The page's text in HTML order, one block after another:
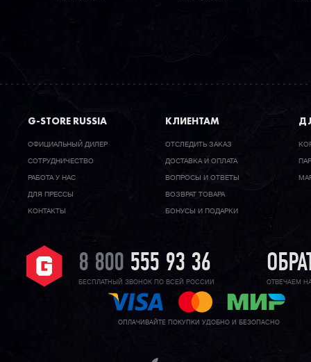
G-STORE RUSSIA
ОФИЦИАЛЬНЫЙ ДИЛЕР
CОТРУДНИЧЕСТВО
РАБОТА У НАС
ДЛЯ ПРЕССЫ
КОНТАКТЫ
КЛИЕНТАМ
ОТСЛЕДИТЬ ЗАКАЗ
ДОСТАВКА И ОПЛАТА
ВОПРОСЫ И ОТВЕТЫ
ВОЗВРАТ ТОВАРА
БОНУСЫ И ПОДАРКИ
8 800 555 93 36
БЕСПЛАТНЫЙ ЗВОНОК ПО ВСЕЙ РОССИИ ОТВЕЧАЕМ
ОПЛАЧИВАЙТЕ ПОКУПКИ УДОБНО И БЕЗОПАСНО